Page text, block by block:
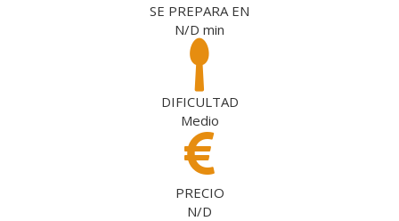
SE PREPARA EN
N/D min
DIFICULTAD
Medio
PRECIO
N/D